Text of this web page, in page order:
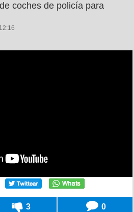
coches de policía para
3 0